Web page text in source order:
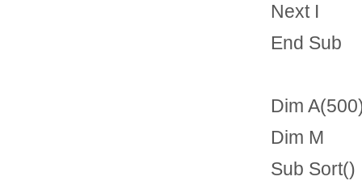
Next I
End Sub
Dim
Dim M
Sub Sort()